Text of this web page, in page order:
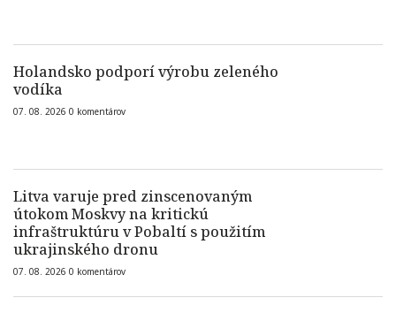
Holandsko podporí výrobu zeleného
vodíka
07. 08. 2026 0 komentárov
Litva varuje pred zinscenovaným
útokom Moskvy na kritickú
infraštruktúru v Pobaltí s použitím
ukrajinského dronu
07. 08. 2026 0 komentárov